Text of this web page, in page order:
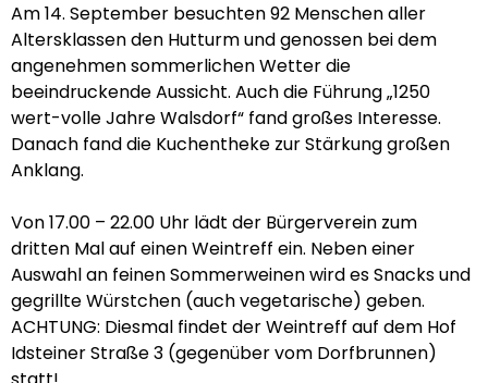
Am 14. September besuchten 92 Menschen aller
Altersklassen den Hutturm und genossen bei dem
angenehmen sommerlichen Wetter die
beeindruckende Aussicht. Auch die Führung „1250
wert-volle Jahre Walsdorf“ fand großes Interesse.
Danach fand die Kuchentheke zur Stärkung großen
Anklang.
Von 17.00 – 22.00 Uhr lädt der Bürgerverein zum
dritten Mal auf einen Weintreff ein. Neben einer
Auswahl an feinen Sommerweinen wird es Snacks und
gegrillte Würstchen (auch vegetarische) geben.
ACHTUNG: Diesmal findet der Weintreff auf dem Hof
Idsteiner Straße 3 (gegenüber vom Dorfbrunnen)